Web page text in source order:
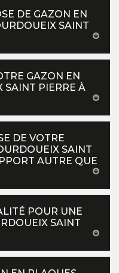
DE GAZON EN
SAINT
GAZON EN
SAINT PIERRE À
DE VOTRE
SAINT
AUTRE QUE
POUR UNE
SAINT